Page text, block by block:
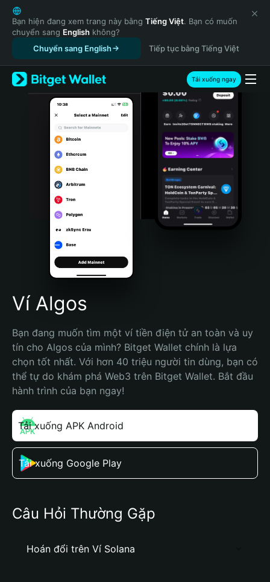
English
日本語
Tiếng Việt
Русский
Español (Latinoamérica)
Türkçe
Italiano
Português (Portugal)
Bahasa Indonesia
Português (Brasil)
Español (Argentina)
Bạn hiện đang xem trang này bằng Tiếng Việt. Bạn có muốn
chuyển sang English không?
Chuyển sang English
Tiếp tục bằng Tiếng Việt
Tải xuống ngay
Ví Algos
Bạn đang muốn tìm một ví tiền điện tử an toàn và uy
tín cho Algos của mình? Bitget Wallet chính là lựa
chọn tốt nhất. Với hơn 40 triệu người tin dùng, bạn có
thể tự do khám phá Web3 trên Bitget Wallet. Bắt đầu
hành trình của bạn ngay!
Tải xuống APK Android
Tải xuống Google Play
Câu Hỏi Thường Gặp
Hoán đổi trên Ví Solana